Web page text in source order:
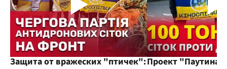
Защита от вражеских "птичек":Проект "Паутина"